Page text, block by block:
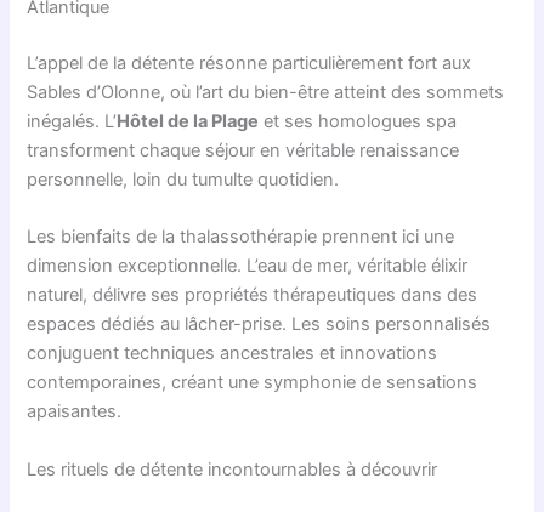
Atlantique
L’appel de la détente résonne particulièrement fort aux
Sables d’Olonne, où l’art du bien-être atteint des sommets
inégalés. L’Hôtel de la Plage et ses homologues spa
transforment chaque séjour en véritable renaissance
personnelle, loin du tumulte quotidien.
Les bienfaits de la thalassothérapie prennent ici une
dimension exceptionnelle. L’eau de mer, véritable élixir
naturel, délivre ses propriétés thérapeutiques dans des
espaces dédiés au lâcher-prise. Les soins personnalisés
conjuguent techniques ancestrales et innovations
contemporaines, créant une symphonie de sensations
apaisantes.
Les rituels de détente incontournables à découvrir